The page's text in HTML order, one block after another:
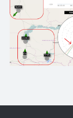
между южным и
образуются две
векторы
друга. Это
на радарной